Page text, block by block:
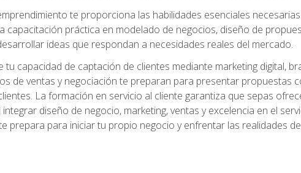
te proporciona las habilidades esenciales
capacitación práctica en modelado de negocios, diseño de
ideas que respondan a necesidades reales del mercado.
tu capacidad de captación de clientes mediante marketing digital,
de ventas y negociación te preparan para presentar propuestas
La formación en servicio al cliente garantiza que sepas
diseño de negocio, marketing, ventas y excelencia en el
prepara para iniciar tu propio negocio y enfrentar las realidades